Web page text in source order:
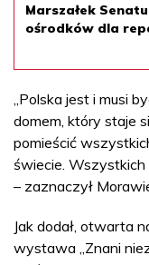
Marszałek
ośrodków dla
„Polska jest i musi
domem, który staje
pomieścić
świecie.
– zaznaczył
Jak dodał, otwarta
wystawa „Znani